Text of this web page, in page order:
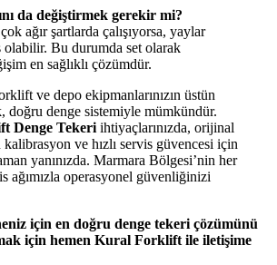
da değiştirmek gerekir mi?
ağır şartlarda çalışıyorsa, yaylar
Bu durumda set olarak
en sağlıklı çözümdür.
ve depo ekipmanlarınızın üstün
doğru denge sistemiyle mümkündür.
Denge Tekeri ihtiyaçlarınızda, orijinal
ve hızlı servis güvencesi için
yanınızda. Marmara Bölgesi’nin her
ağımızla operasyonel güvenliğinizi
için en doğru denge tekeri çözümünü
için hemen Kural Forklift ile iletişime